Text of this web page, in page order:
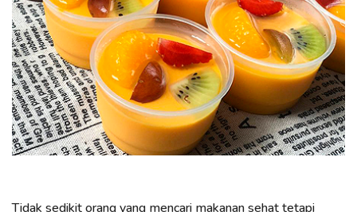
Tidak sedikit orang yang mencari makanan sehat tetapi